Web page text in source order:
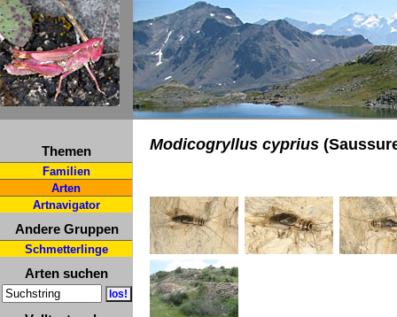
Themen
Familien
Arten
Artnavigator
Andere Gruppen
Schmetterlinge
Arten suchen
Modicogryllus cyprius